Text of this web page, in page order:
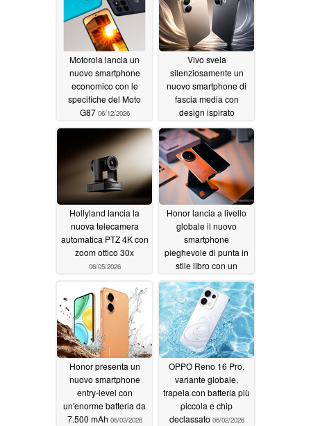
Motorola lancia un
nuovo smartphone
economico con le
specifiche del Moto
G87 06/12/2026
Vivo svela
silenziosamente un
nuovo smartphone di
fascia media con
design ispirato
06/06/2026
Hollyland lancia la
nuova telecamera
automatica PTZ 4K con
zoom ottico 30x
06/05/2026
Honor lancia a livello
globale il nuovo
smartphone
pieghevole di punta in
stile libro con un
06/04/2026
Honor presenta un
nuovo smartphone
entry-level con
un'enorme batteria da
7.500 mAh 06/03/2026
OPPO Reno 16 Pro,
variante globale,
trapela con batteria più
piccola e chip
declassato 06/02/2026